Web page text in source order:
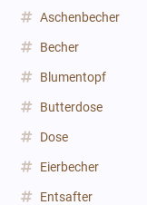
Aschenbecher
Becher
Blumentopf
Butterdose
Dose
Eierbecher
Entsafter